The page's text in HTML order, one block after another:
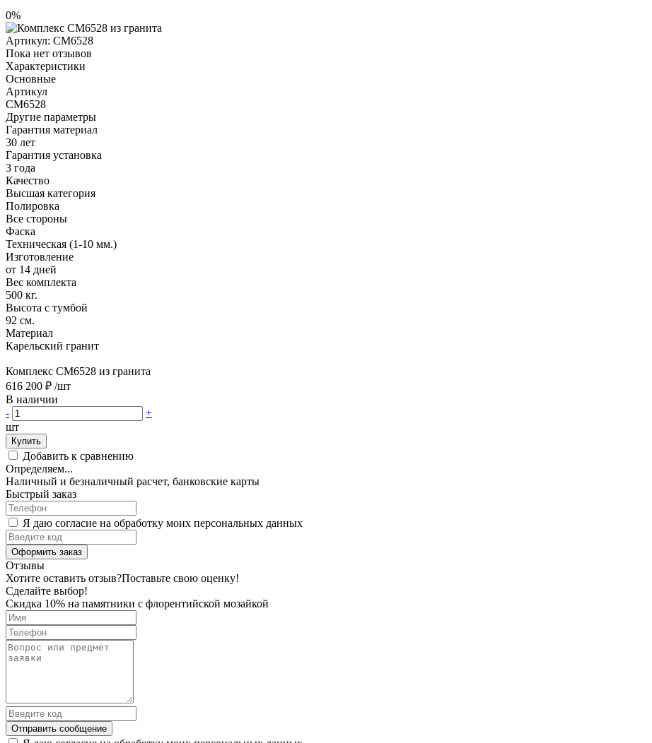
0%
Артикул: CM6528
Пока нет отзывов
Характеристики
Основные
Артикул
CM6528
Другие параметры
Гарантия материал
30 лет
Гарантия установка
3 года
Качество
Высшая категория
Полировка
Все стороны
Фаска
Техническая (1-10 мм.)
Изготовление
от 14 дней
Вес комплекта
500 кг.
Высота с тумбой
92 см.
Материал
Карельский гранит
Комплекс CM6528 из гранита
616 200 ₽ /шт
В наличии
-
+
шт
Купить
Добавить к сравнению
Определяем...
Наличный и безналичный расчет, банковские карты
Быстрый заказ
Я даю согласие на обработку моих персональных данных
Оформить заказ
Отзывы
Хотите оставить отзыв?Поставьте свою оценку!
Сделайте выбор!
Скидка 10% на памятники с флорентийской мозайкой
Отправить сообщение